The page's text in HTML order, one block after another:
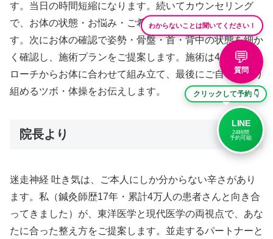
す。当日の時間短縮になります。続いてカウンセリング
で、お体の状態・お悩み・ご希望のゴールを丁寧に伺いま
す。次にお体の確認で姿勢・骨盤・首・背中の状態を細か
く確認し、施術プランをご提案します。施術は4つのアプ
ローチからお体に合わせて組み立て、最後にご自宅で取り
組めるツボ・体操をお伝えします。
院長より
迷走神経 吐き気は、ご本人にしか分からない辛さがあり
ます。私（鍼灸師歴17年・累計4万人の患者さんと向き合
ってきました）が、東洋医学と現代医学の両視点で、あな
たに合った整え方をご提案します。並走するパートナーと
わからないことは聞いてください！
💬
質問
クリックして予約 👇
LINE
24時間
予約可能